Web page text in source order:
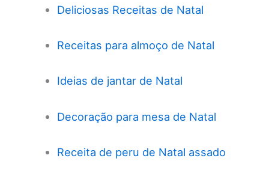
Deliciosas Receitas de Natal
Receitas para almoço de Natal
Ideias de jantar de Natal
Decoração para mesa de Natal
Receita de peru de Natal assado